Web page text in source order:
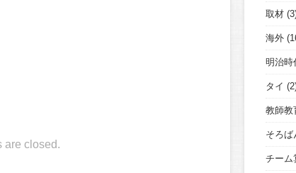
are closed.
取材
海外
明治時
タイ
教師教
そろば
チーム